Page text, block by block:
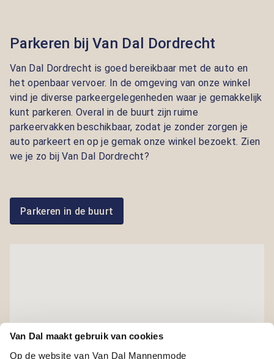
Van Dal maakt gebruik van cookies
Op de website van Van Dal Mannenmode
Parkeren bij Van Dal Dordrecht
Van Dal Dordrecht is goed bereikbaar met de auto en
het openbaar vervoer. In de omgeving van onze winkel
vind je diverse parkeergelegenheden waar je gemakkelijk
kunt parkeren. Overal in de buurt zijn ruime
parkeervakken beschikbaar, zodat je zonder zorgen je
auto parkeert en op je gemak onze winkel bezoekt. Zien
we je zo bij Van Dal Dordrecht?
Parkeren in de buurt